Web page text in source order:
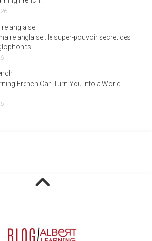
anglaise
anglaise : le super-pouvoir secret des
French Can Turn You Into a World